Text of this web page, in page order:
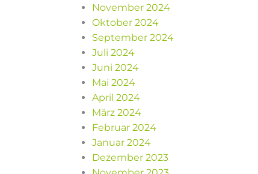
November 2024
Oktober 2024
September 2024
Juli 2024
Juni 2024
Mai 2024
April 2024
März 2024
Februar 2024
Januar 2024
Dezember 2023